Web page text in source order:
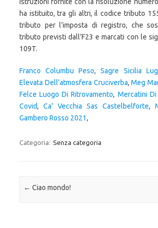
Franco Columbu Peso,Sagre Sicilia
Elevata Dell'atmosfera Cruciverba,Meg
Felce Luogo Di Ritrovamento, Mercatini
Covid, Ca' Vecchia Sas Castelbelforte,
Gambero Rosso 2021,
Categoria: Senza categoria
Navigazione articolo
← Ciao mondo!